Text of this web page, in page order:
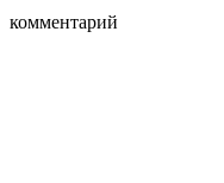
комментарий